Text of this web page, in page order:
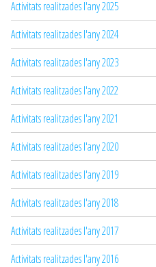
Activitats realitzades l'any 2025
Activitats realitzades l'any 2024
Activitats realitzades l'any 2023
Activitats realitzades l'any 2022
Activitats realitzades l'any 2021
Activitats realitzades l'any 2020
Activitats realitzades l'any 2019
Activitats realitzades l'any 2018
Activitats realitzades l'any 2017
Activitats realitzades l'any 2016